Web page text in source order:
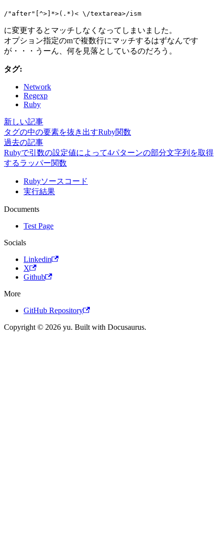
/"after"[^>]*>(.*)< \/textarea>/ism
に変更するとマッチしなくなってしまいました。
オプション指定のmで複数行にマッチするはずなんです
が・・・うーん、何を見落としているのだろう。
タグ:
Network
Regexp
Ruby
新しい記事
タグの中の要素を抜き出すRuby関数
過去の記事
Rubyで引数の設定値によって4パターンの部分文字列を取得
するラッパー関数
Rubyソースコード
実行結果
Documents
Test Page
Socials
Linkedin
X
Github
More
GitHub Repository
Copyright © 2026 yu. Built with Docusaurus.